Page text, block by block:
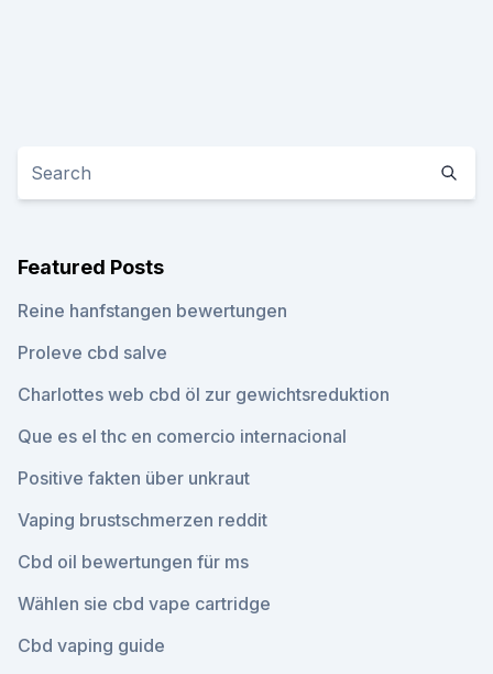
Featured Posts
Reine hanfstangen bewertungen
Proleve cbd salve
Charlottes web cbd öl zur gewichtsreduktion
Que es el thc en comercio internacional
Positive fakten über unkraut
Vaping brustschmerzen reddit
Cbd oil bewertungen für ms
Wählen sie cbd vape cartridge
Cbd vaping guide